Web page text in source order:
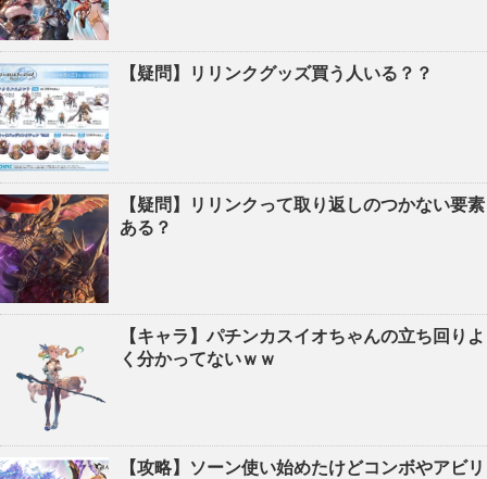
【疑問】リリンクグッズ買う人いる？？
【疑問】リリンクって取り返しのつかない要素
ある？
【キャラ】パチンカスイオちゃんの立ち回りよ
く分かってないｗｗ
【攻略】ソーン使い始めたけどコンボやアビリ